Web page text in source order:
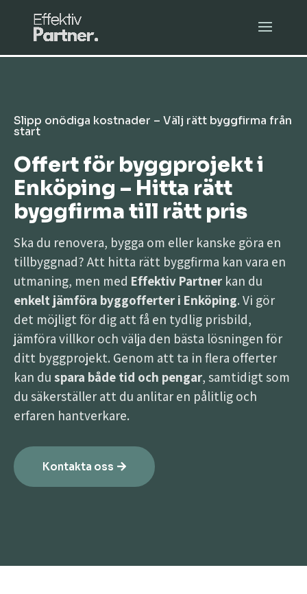
Slipp onödiga kostnader – Välj rätt byggfirma från
start
Offert för byggprojekt i
Enköping – Hitta rätt
byggfirma till rätt pris
Ska du renovera, bygga om eller kanske göra en
tillbyggnad? Att hitta rätt byggfirma kan vara en
utmaning, men med Effektiv Partner kan du
enkelt jämföra byggofferter i Enköping. Vi gör
det möjligt för dig att få en tydlig prisbild,
jämföra villkor och välja den bästa lösningen för
ditt byggprojekt. Genom att ta in flera offerter
kan du spara både tid och pengar, samtidigt som
du säkerställer att du anlitar en pålitlig och
erfaren hantverkare.
Kontakta oss